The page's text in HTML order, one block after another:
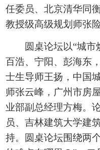
任委员、北京清华同
教授级高级规划师张
圆桌论坛以“城
百浩、宁阳、彭海东
士生导师王扬，中国
师张云峰，广州市房
业部副总经理方梅。
员、吉林建筑大学建
持。圆桌论坛围绕两